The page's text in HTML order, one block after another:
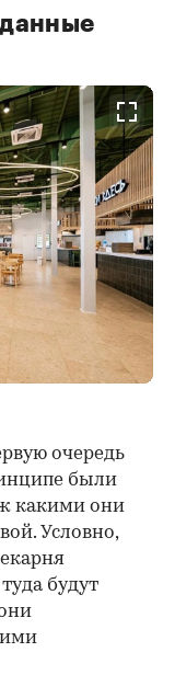
очередь
были
какими они
Условно,
будут